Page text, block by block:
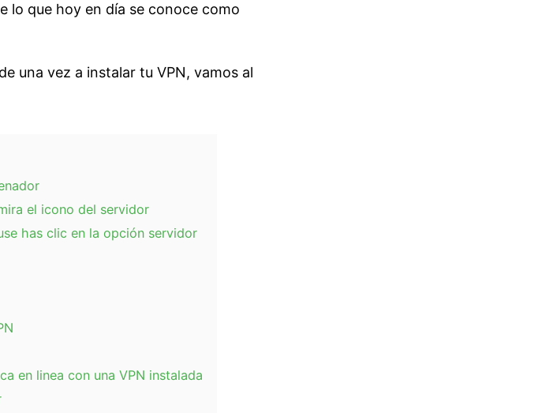
lo que hoy en día se conoce como
una vez a instalar tu VPN, vamos al
el icono del servidor
has clic en la opción servidor
en linea con una VPN instalada